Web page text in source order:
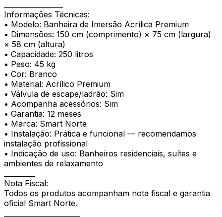
Informações Técnicas:
• Modelo: Banheira de Imersão Acrílica Premium
• Dimensões: 150 cm (comprimento) × 75 cm (largura)
× 58 cm (altura)
• Capacidade: 250 litros
• Peso: 45 kg
• Cor: Branco
• Material: Acrílico Premium
• Válvula de escape/ladrão: Sim
• Acompanha acessórios: Sim
• Garantia: 12 meses
• Marca: Smart Norte
• Instalação: Prática e funcional — recomendamos
instalação profissional
• Indicação de uso: Banheiros residenciais, suítes e
ambientes de relaxamento
Nota Fiscal:
Todos os produtos acompanham nota fiscal e garantia
oficial Smart Norte.